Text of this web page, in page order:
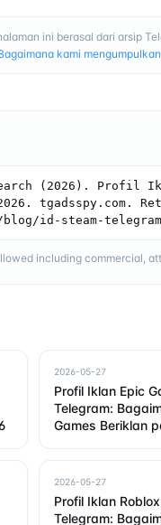
ini berasal dari arsip
kami
(2026). Profil
tgadsspy.com.
id-steam-
including commercial,
2026-05-27
Profil Iklan Epic
Telegram:
Games Beriklan
2026-05-27
Profil Iklan
Telegram: